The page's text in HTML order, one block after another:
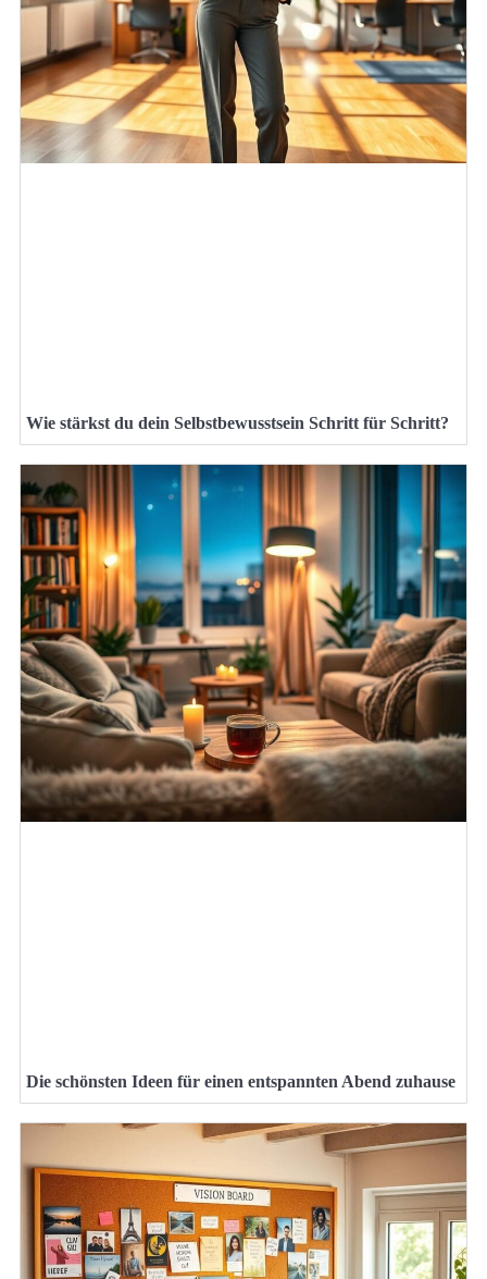
Wie stärkst du dein Selbstbewusstsein Schritt für Schritt?
Die schönsten Ideen für einen entspannten Abend zuhause